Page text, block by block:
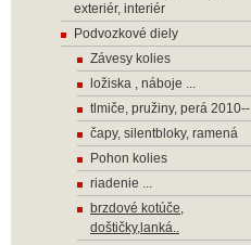
exteriér, interiér
Podvozkové diely
Závesy kolies
ložiska , náboje ...
tlmiče, pružiny, perá 2010--
čapy, silentbloky, ramená
Pohon kolies
riadenie ...
brzdové kotúče,
doštičky,lanká..